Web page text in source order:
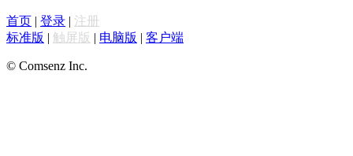
首页 | 登录 | 注册
标准版 | 触屏版 | 电脑版 | 客户端
© Comsenz Inc.